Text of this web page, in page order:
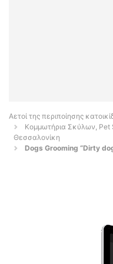
Αετοί της περιποίησης
Κομμωτήρια Σκύλων, Pet
Θεσσαλονίκη
Dogs Grooming “Dirty